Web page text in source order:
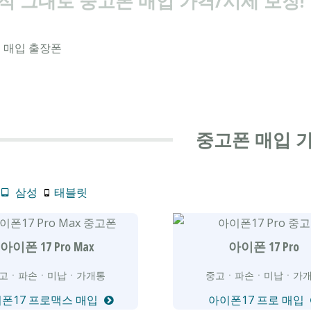
중고폰 매입
삼성 태블릿
아이폰 17 Pro Max
ㆍ파손ㆍ미납ㆍ가개통
17 프로맥스 매입
아이폰 17 Pro
중고ㆍ파손ㆍ미납ㆍ가
아이폰17 프로 매입